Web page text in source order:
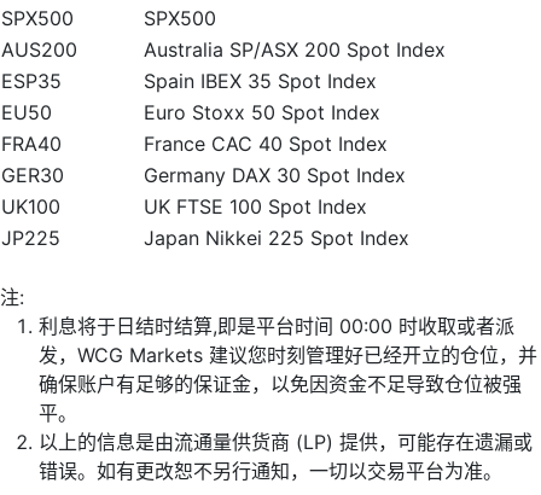
SPX500
SPX500
AUS200
Australia SP/ASX 200 Spot Index
ESP35
Spain IBEX 35 Spot Index
EU50
Euro Stoxx 50 Spot Index
FRA40
France CAC 40 Spot Index
GER30
Germany DAX 30 Spot Index
UK100
UK FTSE 100 Spot Index
JP225
Japan Nikkei 225 Spot Index
注:
利息将于日结时结算,即是平台时间 00:00 时收取或者派
发，WCG Markets 建议您时刻管理好已经开立的仓位，并
确保账户有足够的保证金，以免因资金不足导致仓位被强
平。
以上的信息是由流通量供货商 (LP) 提供，可能存在遗漏或
错误。如有更改恕不另行通知，一切以交易平台为准。